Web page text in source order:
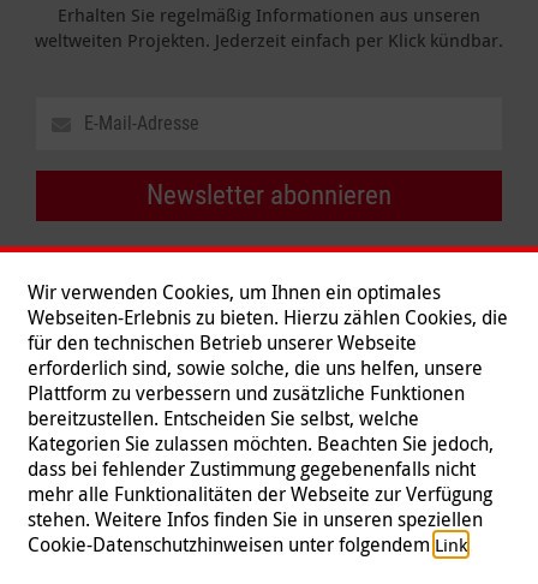
Erhalten Sie regelmäßig Informationen aus unseren
weltweiten Projekten. Jederzeit einfach per Klick kündbar.
Newsletter abonnieren
Folgen Sie uns
Wir verwenden Cookies, um Ihnen ein optimales
Webseiten-Erlebnis zu bieten. Hierzu zählen Cookies, die
für den technischen Betrieb unserer Webseite
erforderlich sind, sowie solche, die uns helfen, unsere
Plattform zu verbessern und zusätzliche Funktionen
bereitzustellen. Entscheiden Sie selbst, welche
Kategorien Sie zulassen möchten. Beachten Sie jedoch,
dass bei fehlender Zustimmung gegebenenfalls nicht
mehr alle Funktionalitäten der Webseite zur Verfügung
stehen. Weitere Infos finden Sie in unseren speziellen
Cookie-Datenschutzhinweisen unter folgendem Link.